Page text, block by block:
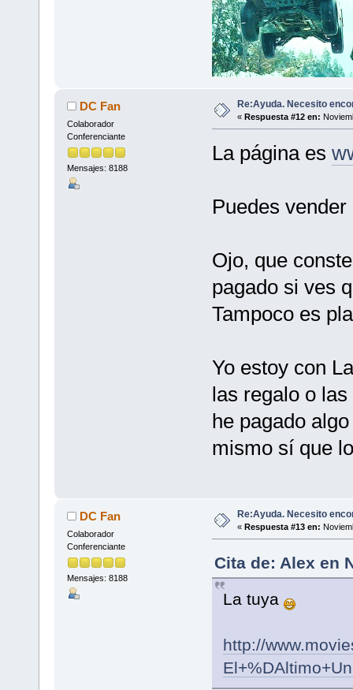
DC Fan
Colaborador
Conferenciante
Mensajes: 8188
Re:Ayuda. Necesito
« Respuesta #12 en:
La página es
Puedes
Ojo, que
pagado si ves
Tampoco es
Yo estoy con
las regalo o
he pagado
mismo sí que
DC Fan
Colaborador
Conferenciante
Mensajes: 8188
Re:Ayuda. Necesito
« Respuesta #13 en:
Cita de: Alex en
La tuya
http://